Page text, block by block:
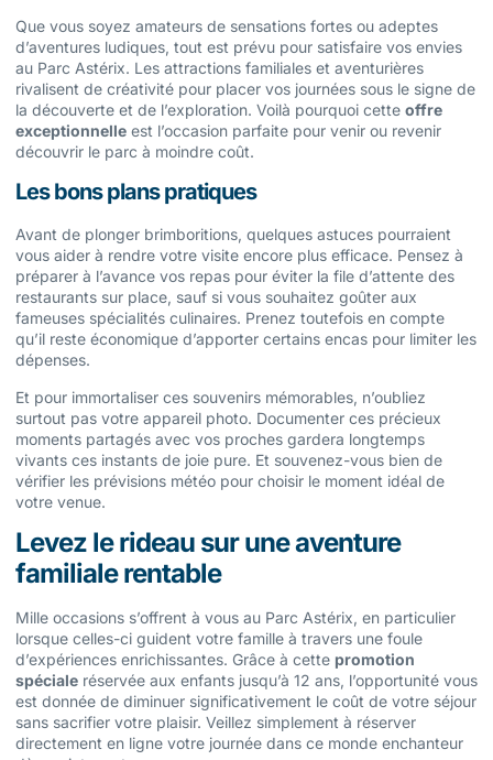
Que vous soyez amateurs de sensations fortes ou adeptes
d’aventures ludiques, tout est prévu pour satisfaire vos envies
au Parc Astérix. Les attractions familiales et aventurières
rivalisent de créativité pour placer vos journées sous le signe de
la découverte et de l’exploration. Voilà pourquoi cette offre
exceptionnelle est l’occasion parfaite pour venir ou revenir
découvrir le parc à moindre coût.
Les bons plans pratiques
Avant de plonger brimboritions, quelques astuces pourraient
vous aider à rendre votre visite encore plus efficace. Pensez à
préparer à l’avance vos repas pour éviter la file d’attente des
restaurants sur place, sauf si vous souhaitez goûter aux
fameuses spécialités culinaires. Prenez toutefois en compte
qu’il reste économique d’apporter certains encas pour limiter les
dépenses.
Et pour immortaliser ces souvenirs mémorables, n’oubliez
surtout pas votre appareil photo. Documenter ces précieux
moments partagés avec vos proches gardera longtemps
vivants ces instants de joie pure. Et souvenez-vous bien de
vérifier les prévisions météo pour choisir le moment idéal de
votre venue.
Levez le rideau sur une aventure
familiale rentable
Mille occasions s’offrent à vous au Parc Astérix, en particulier
lorsque celles-ci guident votre famille à travers une foule
d’expériences enrichissantes. Grâce à cette promotion
spéciale réservée aux enfants jusqu’à 12 ans, l’opportunité vous
est donnée de diminuer significativement le coût de votre séjour
sans sacrifier votre plaisir. Veillez simplement à réserver
directement en ligne votre journée dans ce monde enchanteur